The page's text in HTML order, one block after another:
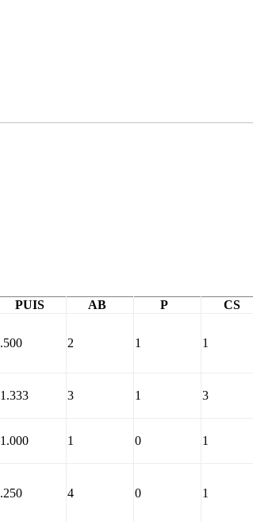
PUIS AB P CS
.500 2 1 1
1.333 3 1 3
1.000 1 0 1
.250 4 0 1